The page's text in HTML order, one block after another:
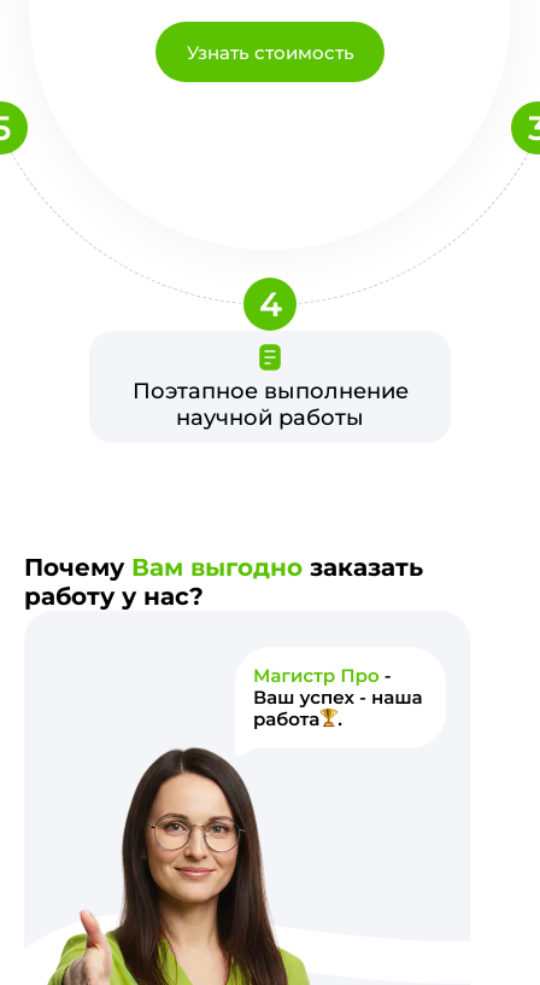
Узнать стоимость
Поэтапное выполнение
научной работы
4
Почему Вам выгодно заказать
работу у нас?